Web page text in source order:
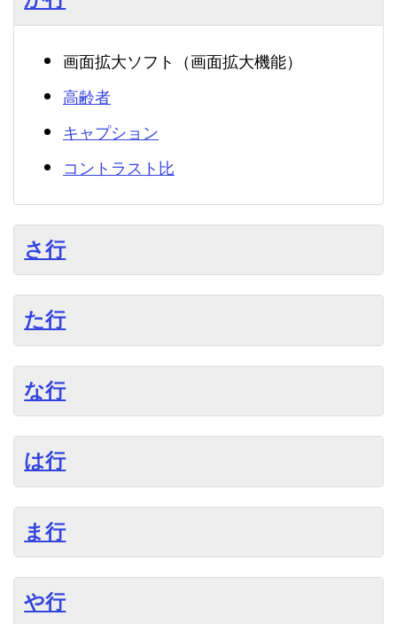
画面拡大ソフト（画面拡大機能）
高齢者
キャプション
コントラスト比
さ行
た行
な行
は行
ま行
や行